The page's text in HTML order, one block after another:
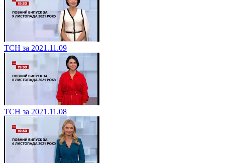
ТСН за 2021.11.09
ТСН за 2021.11.08